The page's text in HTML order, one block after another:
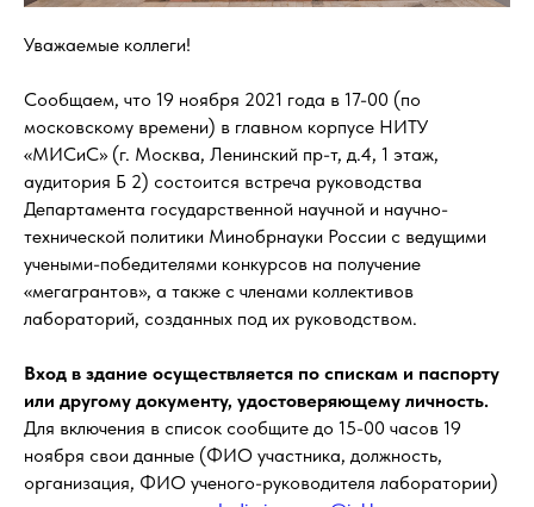
Уважаемые коллеги!
Сообщаем, что 19 ноября 2021 года в 17-00 (по
московскому времени) в главном корпусе НИТУ
«МИСиС» (г. Москва, Ленинский пр-т, д.4, 1 этаж,
аудитория Б 2) состоится встреча руководства
Департамента государственной научной и научно-
технической политики Минобрнауки России с ведущими
учеными-победителями конкурсов на получение
«мегагрантов», а также с членами коллективов
лабораторий, созданных под их руководством.
Вход в здание осуществляется по спискам и паспорту
или другому документу, удостоверяющему личность.
Для включения в список сообщите до 15-00 часов 19
ноября свои данные (ФИО участника, должность,
организация, ФИО ученого-руководителя лаборатории)